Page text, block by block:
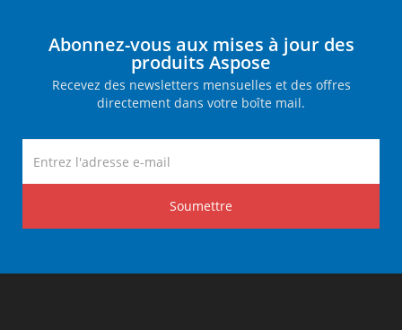
Abonnez-vous aux mises à jour des
produits Aspose
Recevez des newsletters mensuelles et des offres
directement dans votre boîte mail.
Soumettre